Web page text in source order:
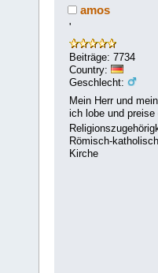
amos
'
Beiträge: 7734
Country:
Geschlecht:
Mein Herr und
ich lobe und preise
Römisch-
Kirche